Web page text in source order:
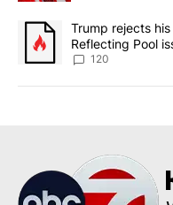
A trending article titled
Trump rejects
Reflecting Pool
120